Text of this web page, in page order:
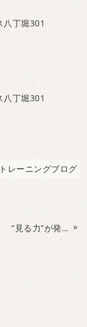
丁堀301
丁堀301
レーニングブログ
“見る力”が発達の土台に？ビジョントレーニングで広がる子どもの可能性 »